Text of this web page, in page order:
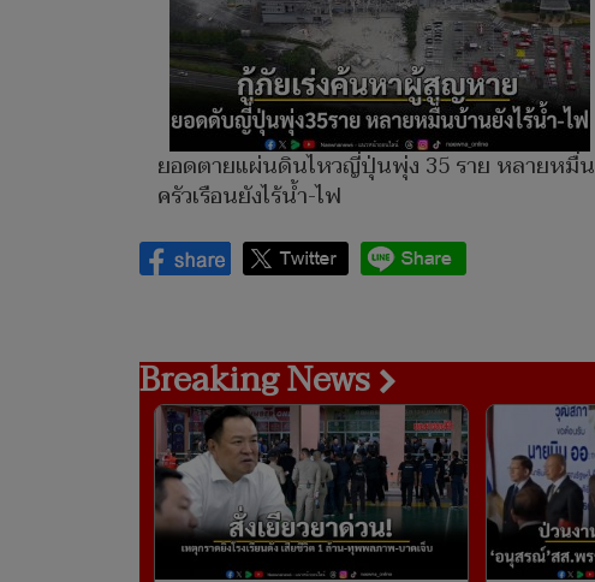
ยอดตายแผ่นดินไหวญี่ปุ่นพุ่ง 35 ราย หลายหมื่น
ครัวเรือนยังไร้น้ำ-ไฟ
Breaking News